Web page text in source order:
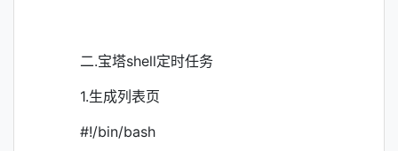
二.宝塔shell定时任务
1.生成列表页
#!/bin/bash